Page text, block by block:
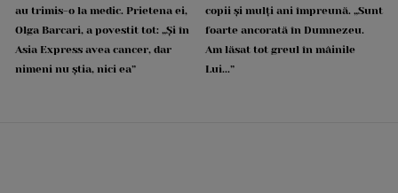
au trimis-o la medic. Prietena ei,
Olga Barcari, a povestit tot: „Și în
Asia Express avea cancer, dar
nimeni nu știa, nici ea”
copii și mulți ani împreună. „Sunt
foarte ancorată în Dumnezeu.
Am lăsat tot greul în mâinile
Lui...”